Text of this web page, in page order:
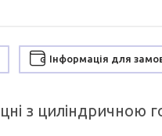
Інформація для
з циліндричною